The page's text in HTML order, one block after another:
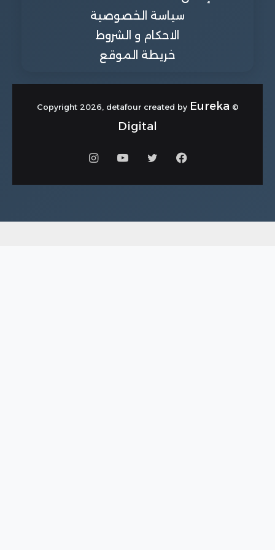
سياسة الخصوصية
الاحكام و الشروط
خريطة الموقع
© Copyright 2026, detafour created by
Eureka
Digital
فيسبوكتويتر يوتيوبانستقرام